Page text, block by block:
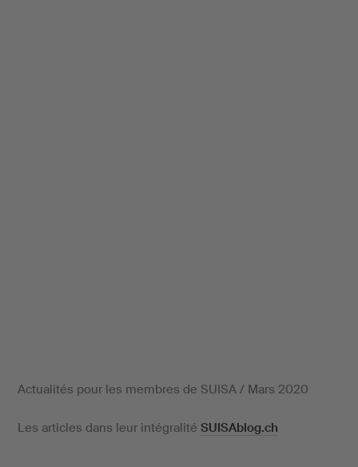
Actualités pour les membres de SUISA / Mars 2020
Les articles dans leur intégralité SUISAblog.ch